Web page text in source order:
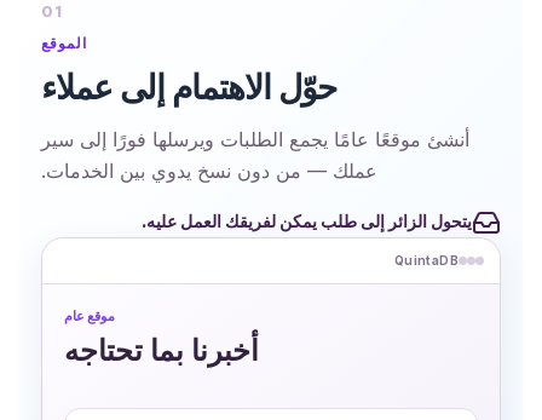
01
الموقع
حوّل الاهتمام إلى عملاء
أنشئ موقعًا عامًا يجمع الطلبات ويرسلها فورًا إلى سير
عملك — من دون نسخ يدوي بين الخدمات.
يتحول الزائر إلى طلب يمكن لفريقك العمل عليه.
QuintaDB
موقع عام
أخبرنا بما تحتاجه